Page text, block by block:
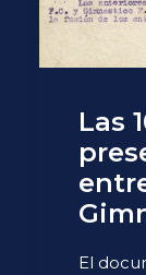
Las
El